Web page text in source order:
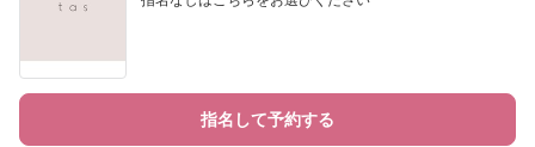
指名して予約する